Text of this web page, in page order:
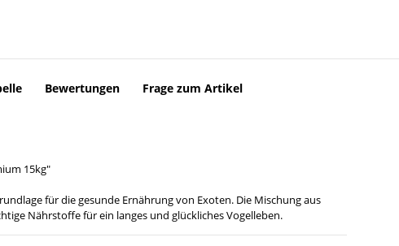
Bewertungen Frage zum Artikel
15kg"
für die gesunde Ernährung von Exoten. Die Mischung aus
Nährstoffe für ein langes und glückliches Vogelleben.